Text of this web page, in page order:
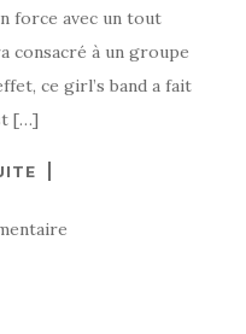
force avec un tout
consacré à un groupe
ce girl’s band a fait
[…]